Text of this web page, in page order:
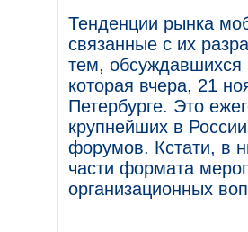
Тенденции рынка
связанные с их
тем, обсуждавшихся
которая вчера, 21
Петербурге. Это
крупнейших в
форумов. Кстати, в
части формата
организационных